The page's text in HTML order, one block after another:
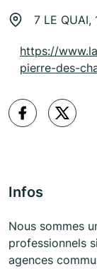
7 LE QUAI,
https://
pierre-des-
Infos
Nous sommes
professionnels
agences